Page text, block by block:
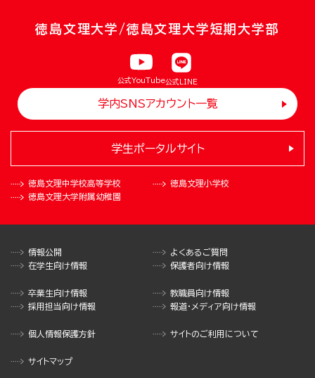
徳島文理大学/徳島文理大学短期大学部
公式YouTube公式LINE
学内SNSアカウント一覧
徳島文理中学校高等学校
徳島文理小学校
徳島文理大学附属幼稚園
学生ポータルサイト
情報公開
よくあるご質問
在学生向け情報
保護者向け情報
卒業生向け情報
教職員向け情報
採用担当向け情報
報道・メディア向け情報
個人情報保護方針 サイトのご利用について
サイトマップ